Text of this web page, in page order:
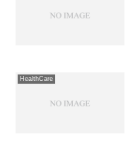
HealthCare